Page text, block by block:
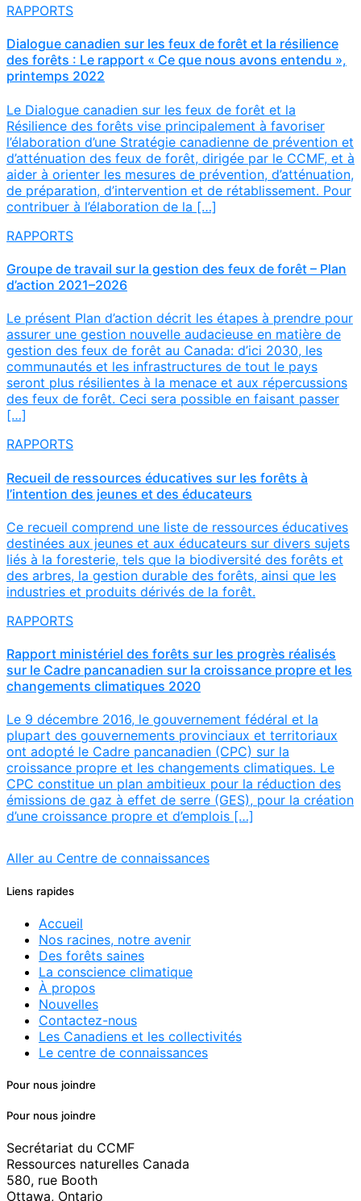
RAPPORTS
Dialogue canadien sur les feux de forêt et la résilience
des forêts : Le rapport « Ce que nous avons entendu »,
printemps 2022
Le Dialogue canadien sur les feux de forêt et la
Résilience des forêts vise principalement à favoriser
l’élaboration d’une Stratégie canadienne de prévention et
d’atténuation des feux de forêt, dirigée par le CCMF, et à
aider à orienter les mesures de prévention, d’atténuation,
de préparation, d’intervention et de rétablissement. Pour
contribuer à l’élaboration de la […]
RAPPORTS
Groupe de travail sur la gestion des feux de forêt – Plan
d’action 2021–2026
Le présent Plan d’action décrit les étapes à prendre pour
assurer une gestion nouvelle audacieuse en matière de
gestion des feux de forêt au Canada: d’ici 2030, les
communautés et les infrastructures de tout le pays
seront plus résilientes à la menace et aux répercussions
des feux de forêt. Ceci sera possible en faisant passer
[…]
RAPPORTS
Recueil de ressources éducatives sur les forêts à
l’intention des jeunes et des éducateurs
Ce recueil comprend une liste de ressources éducatives
destinées aux jeunes et aux éducateurs sur divers sujets
liés à la foresterie, tels que la biodiversité des forêts et
des arbres, la gestion durable des forêts, ainsi que les
industries et produits dérivés de la forêt.
RAPPORTS
Rapport ministériel des forêts sur les progrès réalisés
sur le Cadre pancanadien sur la croissance propre et les
changements climatiques 2020
Le 9 décembre 2016, le gouvernement fédéral et la
plupart des gouvernements provinciaux et territoriaux
ont adopté le Cadre pancanadien (CPC) sur la
croissance propre et les changements climatiques. Le
CPC constitue un plan ambitieux pour la réduction des
émissions de gaz à effet de serre (GES), pour la création
d’une croissance propre et d’emplois […]
Aller au Centre de connaissances
Liens rapides
Accueil
Nos racines, notre avenir
Des forêts saines
La conscience climatique
À propos
Nouvelles
Contactez-nous
Les Canadiens et les collectivités
Le centre de connaissances
Pour nous joindre
Pour nous joindre
Secrétariat du CCMF
Ressources naturelles Canada
580, rue Booth
Ottawa, Ontario